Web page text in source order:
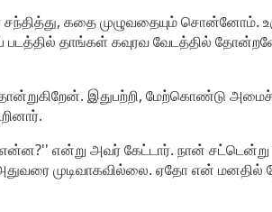
கதை முழுவதையும் சொன்னோம்.
தாங்கள் கவுரவ வேடத்தில்
இதுபற்றி, மேற்கொண்டு
என்று அவர் கேட்டார். நான்
முடிவாகவில்லை. ஏதோ என் மனதில்